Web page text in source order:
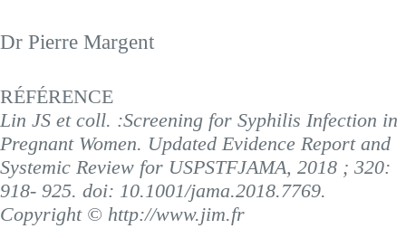
Dr Pierre Margent
RÉFÉRENCE
Lin JS et coll. :Screening for Syphilis Infection in
Pregnant Women. Updated Evidence Report and
Systemic Review for USPSTFJAMA, 2018 ; 320:
918- 925. doi: 10.1001/jama.2018.7769.
Copyright © http://www.jim.fr